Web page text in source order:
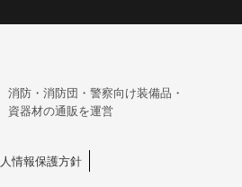
消防・消防団・警察向け装備品・
資器材の通販を運営
情報保護方針